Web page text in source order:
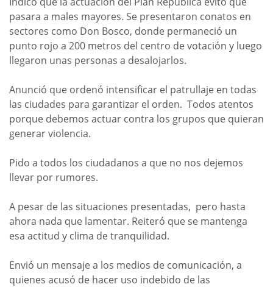
pasara a males mayores. Se presentaron conatos en
sectores como Don Bosco, donde permaneció un
punto rojo a 200 metros del centro de votación y luego
llegaron unas personas a desalojarlos.
Anunció que ordenó intensificar el patrullaje en todas
las ciudades para garantizar el orden. Todos atentos
porque debemos actuar contra los grupos que quieran
generar violencia.
Pido a todos los ciudadanos a que no nos dejemos
llevar por rumores.
A pesar de las situaciones presentadas, pero hasta
ahora nada que lamentar. Reiteró que se mantenga
esa actitud y clima de tranquilidad.
Envió un mensaje a los medios de comunicación, a
quienes acusó de hacer uso indebido de las